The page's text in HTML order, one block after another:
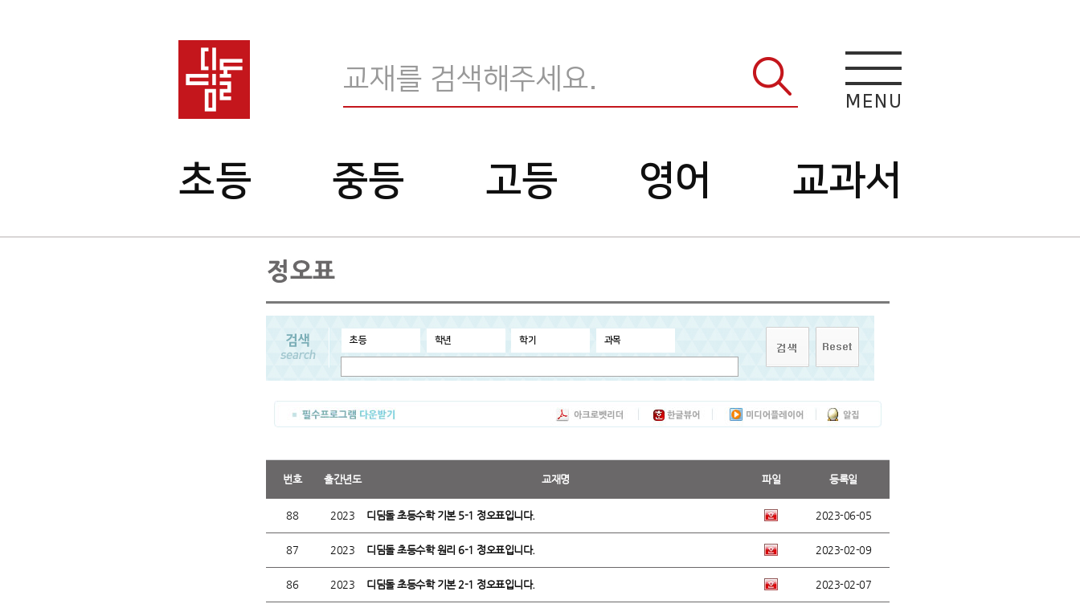
교
재
색
M E N U
메
초등 중등 고등 영어 교과서
번호 출간년도 교재명 파일 등록일
88 2023 디딤돌 초등수학 기본 5-1 정오표입니다. 2023-06-05
87 2023 디딤돌 초등수학 원리 6-1 정오표입니다. 2023-02-09
86 2023 디딤돌 초등수학 기본 2-1 정오표입니다. 2023-02-07